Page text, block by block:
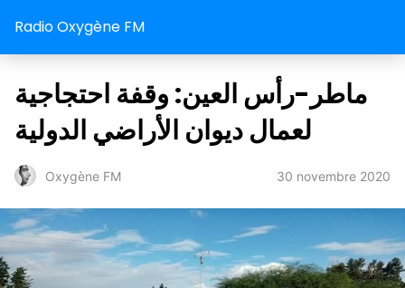
Radio Oxygène FM
ماطر-رأس العين: وقفة احتجاجية
لعمال ديوان الأراضي الدولية
Oxygène FM 30 novembre 2020